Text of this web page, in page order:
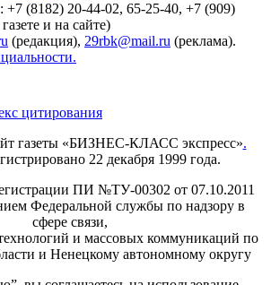
(8182) 20-44-02, 65-25-40, +7 (909)
и на сайте)
(редакция), 29rbk@mail.ru (реклама).
газеты «БИЗНЕС-КЛАСС экспресс».
22 декабря 1999 года.
ПИ №ТУ-00302 от 07.10.2011
Федеральной службы по надзору в
сфере связи,
и массовых коммуникаций по
и Ненецкому автономному округу